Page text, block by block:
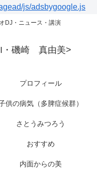
js/adsbygoogle.js
DJ・ニュース・講演
・磯崎 真由美>
プロフィール
供の病気（多脾症候群）
さとうみつろう
おすすめ
内面からの美